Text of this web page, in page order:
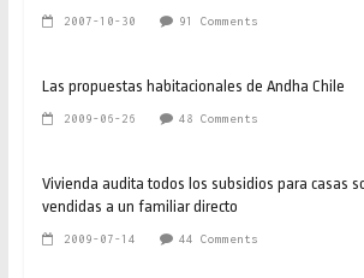
2007-10-30 91 Comments
Las propuestas habitacionales de Andha Chile
2009-06-26 48 Comments
Vivienda audita todos los subsidios para casas
vendidas a un familiar directo
2009-07-14 44 Comments